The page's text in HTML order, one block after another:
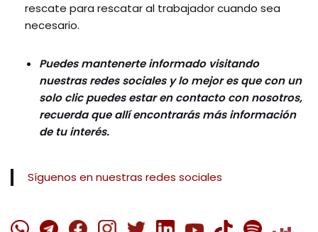
rescate para rescatar al trabajador cuando sea
necesario.
Puedes mantenerte informado visitando
nuestras redes sociales y lo mejor es que con un
solo clic puedes estar en contacto con nosotros,
recuerda que allí encontrarás más información
de tu interés.
Síguenos en nuestras redes sociales